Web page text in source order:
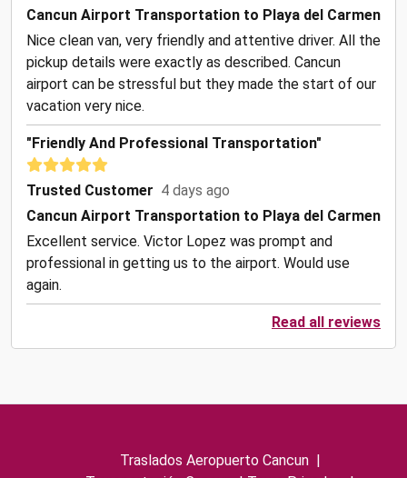
Cancun Airport Transportation to Playa del Carmen
Nice clean van, very friendly and attentive driver. All the
pickup details were exactly as described. Cancun
airport can be stressful but they made the start of our
vacation very nice.
"Friendly And Professional Transportation"
Trusted Customer 4 days ago
Cancun Airport Transportation to Playa del Carmen
Excellent service. Victor Lopez was prompt and
professional in getting us to the airport. Would use
again.
Read all reviews
Traslados Aeropuerto Cancun |